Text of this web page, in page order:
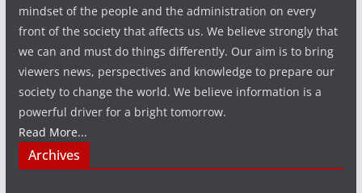
mindset of the people and the administration on every
front of the society that affects us. We believe strongly that
we can and must do things differently. Our aim is to bring
viewers news, perspectives and knowledge to prepare our
society to change the world. We believe information is a
powerful driver for a bright tomorrow.
Read More...
Archives